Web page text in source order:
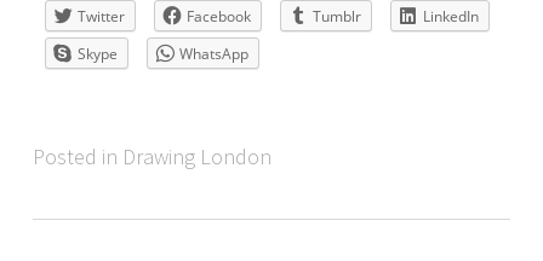
Twitter Facebook Tumblr
LinkedIn
Skype
WhatsApp
Posted in Drawing London